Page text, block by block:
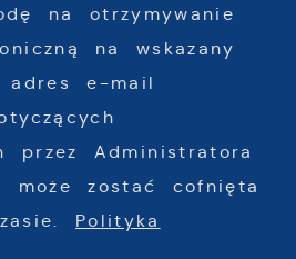
na otrzymywanie
na wskazany
adres e-mail
przez Administratora
może zostać cofnięta
Polityka